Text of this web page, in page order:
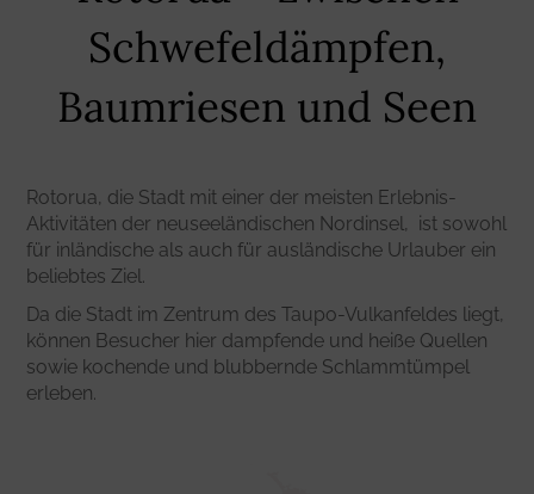
Schwefeldämpfen,
Baumriesen und Seen
Rotorua, die Stadt mit einer der meisten Erlebnis-
Aktivitäten der neuseeländischen Nordinsel, ist sowohl
für inländische als auch für ausländische Urlauber ein
beliebtes Ziel.
Da die Stadt im Zentrum des Taupo-Vulkanfeldes liegt,
können Besucher hier dampfende und heiße Quellen
sowie kochende und blubbernde Schlammtümpel
erleben.